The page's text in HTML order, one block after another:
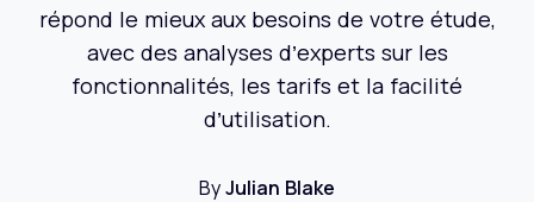
répond le mieux aux besoins de votre étude,
avec des analyses d’experts sur les
fonctionnalités, les tarifs et la facilité
d’utilisation.
By Julian Blake